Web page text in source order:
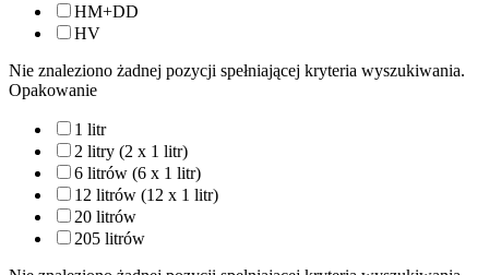
HM+DD
HV
Nie znaleziono żadnej pozycji spełniającej kryteria wyszukiwania.
Opakowanie
1 litr
2 litry (2 x 1 litr)
6 litrów (6 x 1 litr)
12 litrów (12 x 1 litr)
20 litrów
205 litrów